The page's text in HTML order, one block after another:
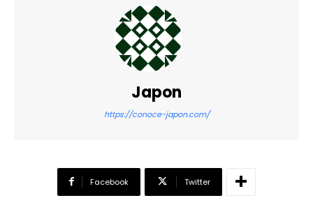
Japon
https://conoce-japon.com/
Facebook Twitter